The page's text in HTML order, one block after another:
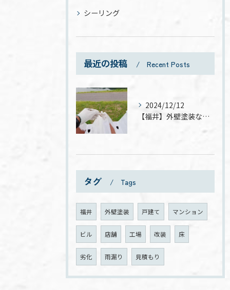
シーリング
最近の投稿 Recent Posts
2024/12/12
【福井】外壁塗装なら株式会社タバタへ！
タグ Tags
福井 外壁塗装 戸建て マンション
ビル 店舗 工場 改装 床
劣化 雨漏り 見積もり